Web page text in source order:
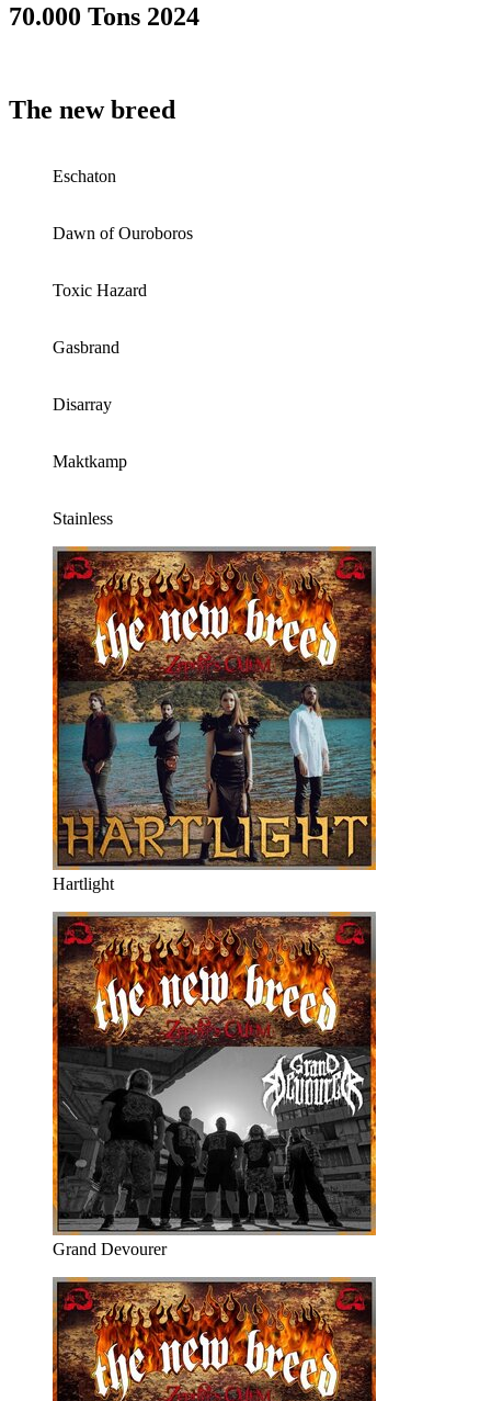
70.000 Tons 2024
The new breed
Eschaton
Dawn of Ouroboros
Toxic Hazard
Gasbrand
Disarray
Maktkamp
Stainless
Hartlight
Grand Devourer